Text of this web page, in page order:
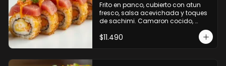
Frito en panco, cubierto con atun
fresco, salsa acevichada y toques
de sachimi. Camaron cocido,
$11.490